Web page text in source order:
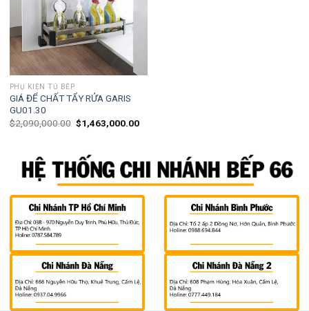
PHỤ KIỆN TỦ BẾP
GIÁ ĐỂ CHẤT TẨY RỬA GARIS
GU01.30
$2,090,000.00 $1,463,000.00